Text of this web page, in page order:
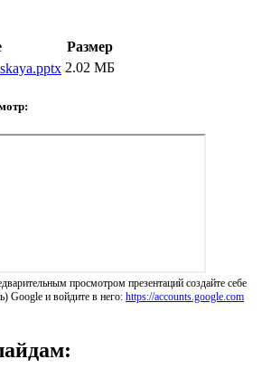
Размер
2.02 МБ
просмотром презентаций создайте себе
Google и войдите в него: https://accounts.google.com